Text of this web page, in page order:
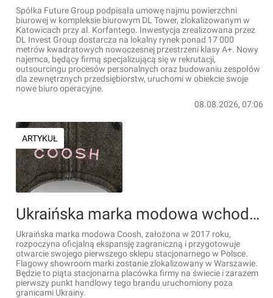
Spółka Future Group podpisała umowę najmu powierzchni
biurowej w kompleksie biurowym DL Tower, zlokalizowanym w
Katowicach przy al. Korfantego. Inwestycja zrealizowana przez
DL Invest Group dostarcza na lokalny rynek ponad 17 000
metrów kwadratowych nowoczesnej przestrzeni klasy A+. Nowy
najemca, będący firmą specjalizującą się w rekrutacji,
outsourcingu procesów personalnych oraz budowaniu zespołów
dla zewnętrznych przedsiębiorstw, uruchomi w obiekcie swoje
nowe biuro operacyjne.
08.08.2026, 07:06
ARTYKUŁ
Ukraińska marka modowa wchodzi do Polski. Flagowy showroom zostanie otwarty w Warszawie
Ukraińska marka modowa Coosh, założona w 2017 roku,
rozpoczyna oficjalną ekspansję zagraniczną i przygotowuje
otwarcie swojego pierwszego sklepu stacjonarnego w Polsce.
Flagowy showroom marki zostanie zlokalizowany w Warszawie.
Będzie to piąta stacjonarna placówka firmy na świecie i zarazem
pierwszy punkt handlowy tego brandu uruchomiony poza
granicami Ukrainy.